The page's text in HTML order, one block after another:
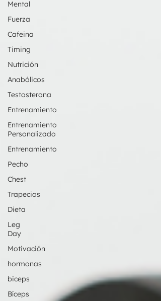
Mental
Fuerza
Cafeina
Timing
Nutrición
Anabólicos
Testosterona
Entrenamiento
Entrenamiento
Personalizado
Entrenamiento
Pecho
Chest
Trapecios
Dieta
Leg
Day
Motivación
hormonas
biceps
Bíceps